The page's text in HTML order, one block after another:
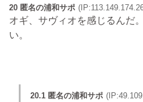
20 匿名の浦和サポ
オギ、サヴィオを感じるんだ
い。
20.1 匿名の浦和サポ